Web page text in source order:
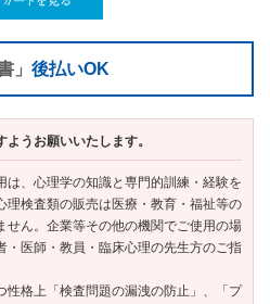
」 後払いOK
うお願いいたします。
は、心理学の知識と専門的訓練・経験を
理検査類の販売は医療・教育・福祉等の
せん。企業等その他の機関でご使用の場
・医師・教員・臨床心理の先生方のご指
性格上「検査問題の漏洩の防止」、「プ